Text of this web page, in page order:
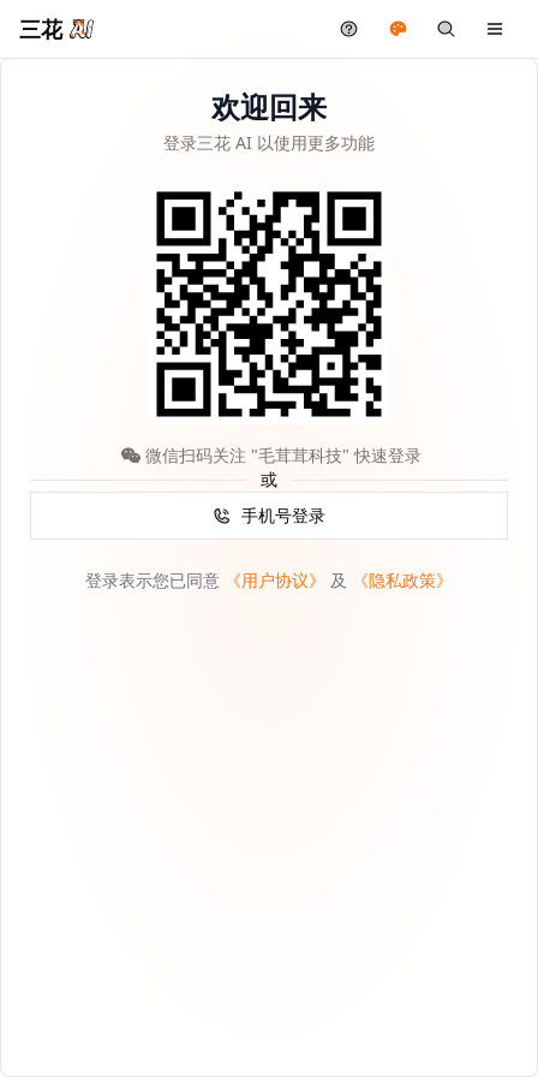
三花
欢迎回来
登录三花 AI 以使用更多功能
手机号登录
或
微信扫码关注 "毛茸茸科技" 快速登录
登录表示您已同意 《用户协议》 及 《隐私政策》